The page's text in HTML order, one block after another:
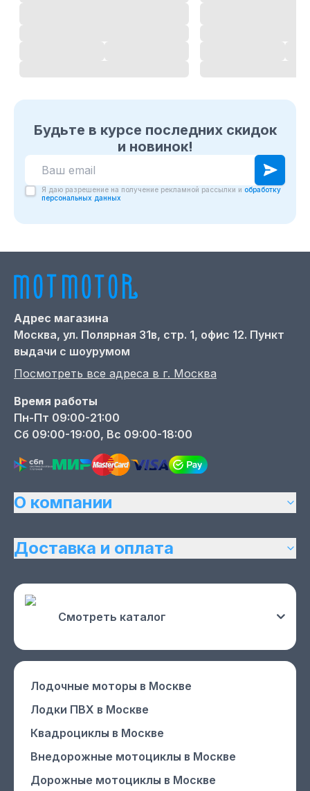
Будьте в курсе последних скидок
и новинок!
Я даю разрешение на получение рекламной рассылки и обработку
персональных данных
Адрес магазина
Москва, ул. Полярная 31в, стр. 1, офис 12. Пункт
выдачи с шоурумом
Посмотреть все адреса в г. Москва
Время работы
Пн-Пт 09:00-21:00
Сб 09:00-19:00, Вс 09:00-18:00
О компании
Доставка и оплата
Смотреть каталог
Лодочные моторы в Москве
Лодки ПВХ в Москве
Квадроциклы в Москве
Внедорожные мотоциклы в Москве
Дорожные мотоциклы в Москве